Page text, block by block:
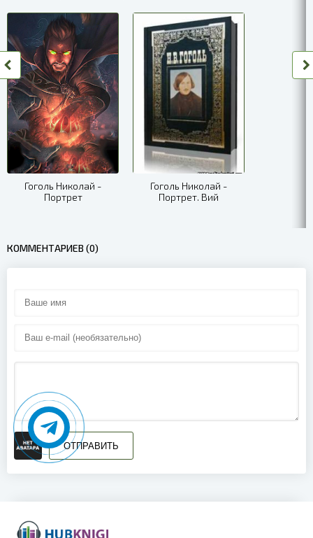
Гоголь Николай -
Портрет
Гоголь Николай -
Портрет. Вий
КОММЕНТАРИЕВ (0)
ОТПРАВИТЬ